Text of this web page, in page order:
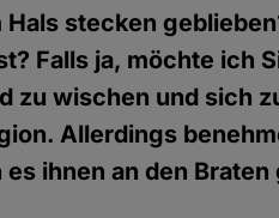
stecken
Falls ja, möchte ich
zu wischen und sich
Allerdings
ihnen an den Braten